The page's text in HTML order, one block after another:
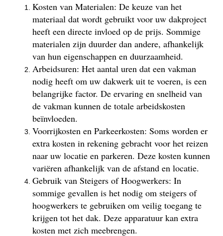
Kosten van Materialen: De keuze van het
materiaal dat wordt gebruikt voor uw dakproject
heeft een directe invloed op de prijs. Sommige
materialen zijn duurder dan andere, afhankelijk
van hun eigenschappen en duurzaamheid.
Arbeidsuren: Het aantal uren dat een vakman
nodig heeft om uw dakwerk uit te voeren, is een
belangrijke factor. De ervaring en snelheid van
de vakman kunnen de totale arbeidskosten
beïnvloeden.
Voorrijkosten en Parkeerkosten: Soms worden er
extra kosten in rekening gebracht voor het reizen
naar uw locatie en parkeren. Deze kosten kunnen
variëren afhankelijk van de afstand en locatie.
Gebruik van Steigers of Hoogwerkers: In
sommige gevallen is het nodig om steigers of
hoogwerkers te gebruiken om veilig toegang te
krijgen tot het dak. Deze apparatuur kan extra
kosten met zich meebrengen.